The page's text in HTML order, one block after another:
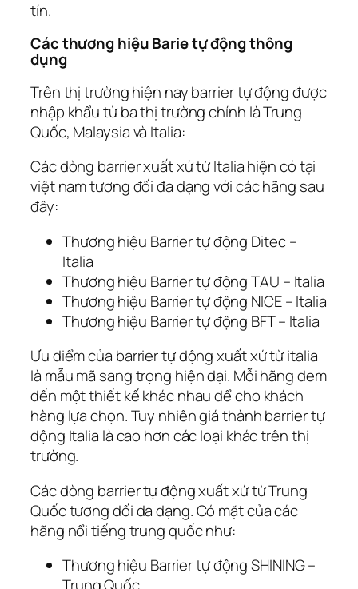
tín.
Các thương hiệu Barie tự động thông
dụng
Trên thị trường hiện nay barrier tự động được
nhập khẩu từ ba thị trường chính là Trung
Quốc, Malaysia và Italia:
Các dòng barrier xuất xứ từ Italia hiện có tại
việt nam tương đối đa dạng với các hãng sau
đây:
Thương hiệu Barrier tự động Ditec –
Italia
Thương hiệu Barrier tự động TAU – Italia
Thương hiệu Barrier tự động NICE – Italia
Thương hiệu Barrier tự động BFT – Italia
Ưu điểm của barrier tự động xuất xứ từ italia
là mẫu mã sang trọng hiện đại. Mỗi hãng đem
đến một thiết kế khác nhau để cho khách
hàng lựa chọn. Tuy nhiên giá thành barrier tự
động Italia là cao hơn các loại khác trên thị
trường.
Các dòng barrier tự động xuất xứ từ Trung
Quốc tương đối đa dạng. Có mặt của các
hãng nổi tiếng trung quốc như:
Thương hiệu Barrier tự động SHINING –